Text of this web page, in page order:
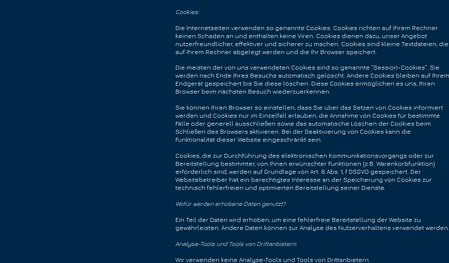
Cookies:
Die Internetseiten verwenden so genannte Cookies. Cookies richten auf Ihrem Rechner
keinen Schaden an und enthalten keine Viren. Cookies dienen dazu, unser Angebot
nutzerfreundlicher, effektiver und sicherer zu machen. Cookies sind kleine Textdateien, die
auf Ihrem Rechner abgelegt werden und die Ihr Browser speichert.
Die meisten der von uns verwendeten Cookies sind so genannte “Session-Cookies”. Sie
werden nach Ende Ihres Besuchs automatisch gelöscht. Andere Cookies bleiben auf Ihrem
Endgerät gespeichert bis Sie diese löschen. Diese Cookies ermöglichen es uns, Ihren
Browser beim nächsten Besuch wiederzuerkennen.
Sie können Ihren Browser so einstellen, dass Sie über das Setzen von Cookies informiert
werden und Cookies nur im Einzelfall erlauben, die Annahme von Cookies für bestimmte
Fälle oder generell ausschließen sowie das automatische Löschen der Cookies beim
Schließen des Browsers aktivieren. Bei der Deaktivierung von Cookies kann die
Funktionalität dieser Website eingeschränkt sein.
Cookies, die zur Durchführung des elektronischen Kommunikationsvorgangs oder zur
Bereitstellung bestimmter, von Ihnen erwünschter Funktionen (z.B. Warenkorbfunktion)
erforderlich sind, werden auf Grundlage von Art. 6 Abs. 1, f DSGVO gespeichert. Der
Websitebetreiber hat ein berechtigtes Interesse an der Speicherung von Cookies zur
technisch fehlerfreien und optimierten Bereitstellung seiner Dienste.
Wofür werden erhobene Daten genutzt?
Ein Teil der Daten wird erhoben, um eine fehlerfreie Bereitstellung der Website zu
gewährleisten. Andere Daten können zur Analyse des Nutzerverhaltens verwendet werden.
Analyse-Tools und Tools von Drittanbietern:
Wir verwenden keine Analyse-Tools und Tools von Drittanbietern.